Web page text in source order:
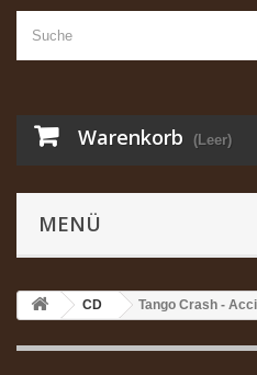
Warenkorb (Leer)
MENÜ
CD Tango Crash -